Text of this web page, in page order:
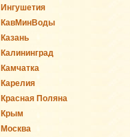
Ингушетия
КавМинВоды
Казань
Калининград
Камчатка
Карелия
Красная Поляна
Крым
Москва